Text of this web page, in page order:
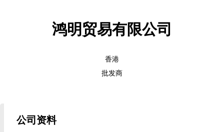
鸿明贸易有限公司
香港
批发商
公司资料